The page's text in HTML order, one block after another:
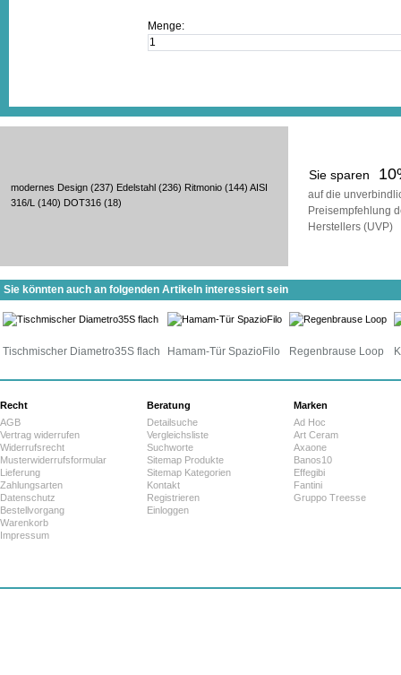
Menge:
Sie sparen
auf die
Preisempfehlung
Herstellers (UVP)
modernes Design (237) Edelstahl (236) Ritmonio (144) AISI
316/L
(140) DOT316 (18)
Sie könnten auch an folgenden Artikeln interessiert sein
Tischmischer Diametro35S flach Hamam-Tür SpazioFilo Regenbrause Loop
Recht
AGB
Vertrag widerrufen
Widerrufsrecht
Musterwiderrufsformular
Lieferung
Zahlungsarten
Datenschutz
Bestellvorgang
Warenkorb
Impressum
Beratung
Detailsuche
Vergleichsliste
Suchworte
Sitemap Produkte
Sitemap Kategorien
Kontakt
Registrieren
Einloggen
Marken
Ad Hoc
Art Ceram
Axaone
Banos10
Effegibi
Fantini
Gruppo Treesse